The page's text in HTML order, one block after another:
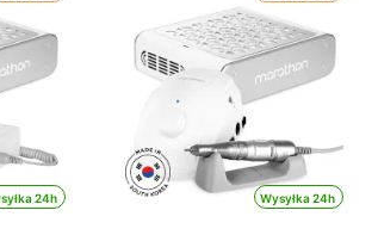
24h Wysyłka 24h